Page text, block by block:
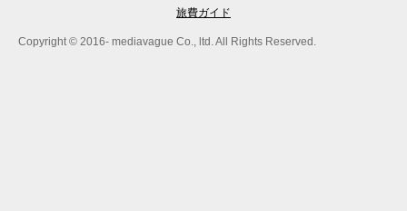
旅費ガイド
Copyright © 2016- mediavague Co., ltd. All Rights Reserved.